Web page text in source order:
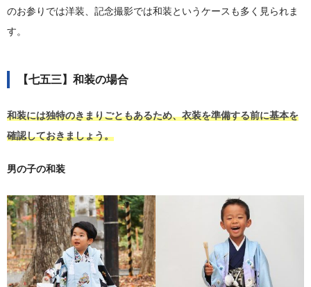
のお参りでは洋装、記念撮影では和装というケースも多く見られま
す。
【七五三】和装の場合
和装には独特のきまりごともあるため、衣装を準備する前に基本を
確認しておきましょう。
男の子の和装